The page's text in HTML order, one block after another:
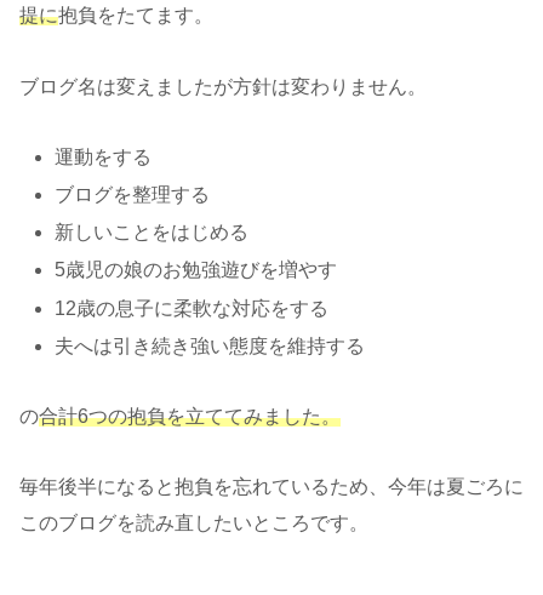
提に抱負をたてます。
ブログ名は変えましたが方針は変わりません。
運動をする
ブログを整理する
新しいことをはじめる
5歳児の娘のお勉強遊びを増やす
12歳の息子に柔軟な対応をする
夫へは引き続き強い態度を維持する
の合計6つの抱負を立ててみました。
毎年後半になると抱負を忘れているため、今年は夏ごろに
このブログを読み直したいところです。